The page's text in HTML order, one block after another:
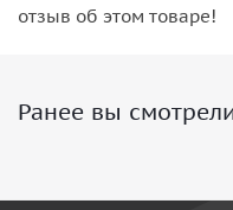
отзыв об этом товаре!
Ранее вы